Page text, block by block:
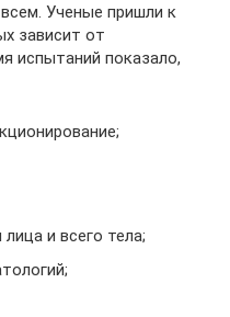
Ученые пришли к
зависит от
испытаний показало,
и всего тела;